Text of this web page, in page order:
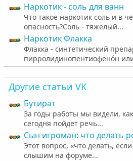
Наркотик - соль для ванн
Что такое наркотик соль и в
опасность?Соль - тяжелый...
Наркотик Флакка
Флакка - синтетический
пирролидинопентиофено́н
Другие статьи VK
Бутират
За годы работы мы видели,
сегодня пойдет речь...
Cын игроман: что делать
Этот вопрос, «что делать,
слышим на форуме...